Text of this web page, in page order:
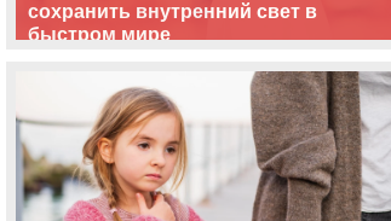
сохранить внутренний свет в
быстром мире